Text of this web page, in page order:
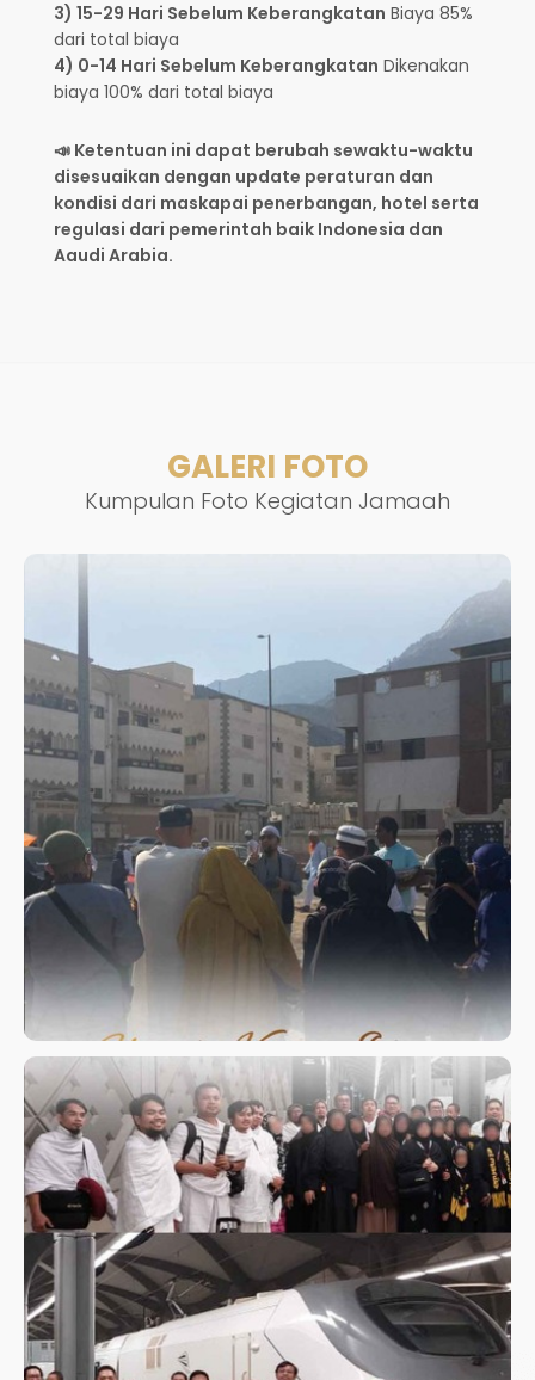
3) 15-29 Hari Sebelum Keberangkatan Biaya 85%
dari total biaya
4) 0-14 Hari Sebelum Keberangkatan Dikenakan
biaya 100% dari total biaya
📣 Ketentuan ini dapat berubah sewaktu-waktu
disesuaikan dengan update peraturan dan
kondisi dari maskapai penerbangan, hotel serta
regulasi dari pemerintah baik Indonesia dan
Aaudi Arabia.
GALERI FOTO
Kumpulan Foto Kegiatan Jamaah
JAMAAH UMROH PLUS KAJIAN
ISLAM BERSAMA USTADZ
DJAZULI RUHAN BASYIR, LC
JAMAAH UMROH PLUS KAJIAN
ISLAM BERSAMA USTADZ